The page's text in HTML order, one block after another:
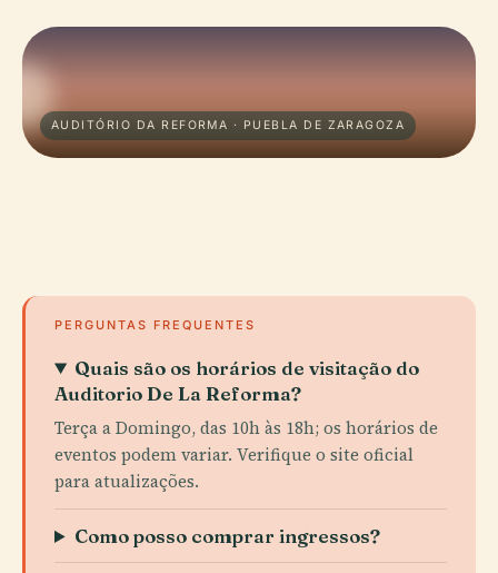
AUDITÓRIO DA REFORMA · PUEBLA DE ZARAGOZA
PERGUNTAS FREQUENTES
Quais são os horários de visitação do
Auditorio De La Reforma?
Terça a Domingo, das 10h às 18h; os horários de
eventos podem variar. Verifique o site oficial
para atualizações.
Como posso comprar ingressos?